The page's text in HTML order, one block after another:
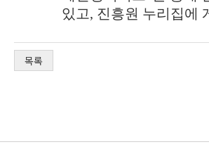
있고, 진흥원 누리집에
목록